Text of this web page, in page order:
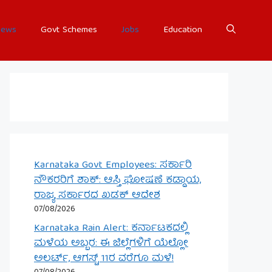
Govt Schemes Jobs Education
Karnataka Govt Employees: ಸರ್ಕಾರಿ
ನೌಕರರಿಗೆ ಶಾಕ್: ಆಸ್ತಿ ಘೋಷಣೆ ಕಡ್ಡಾಯ,
ರಾಜ್ಯ ಸರ್ಕಾರದ ಖಡಕ್ ಆದೇಶ
07/08/2026
Karnataka Rain Alert: ಕರ್ನಾಟಕದಲ್ಲಿ
ಮಳೆಯ ಅಬ್ಬರ: ಈ ಜಿಲ್ಲೆಗಳಿಗೆ ಯೆಲ್ಲೋ
ಅಲರ್ಟ್, ಆಗಸ್ಟ್ 11ರ ವರೆಗೂ ಮಳೆ!